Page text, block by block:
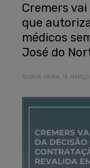
Cremers
que
médicos
José do
QUINTA-FEIRA, 18